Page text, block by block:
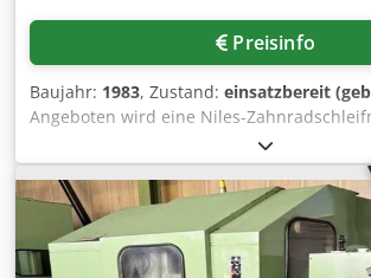
Preisinfo
Baujahr: 1983, Zustand: einsatzbereit
Angeboten wird eine Niles-
Modulbereich: 2-14, Tischdurchmesser:
Werkstückabmessungen X/Y/Z: 800mm/
min./max. Wälzschleifhub: 20mm/280mm,
Stößelhubbereich: 20-280DH/min, min./
5/360, Fußkreisdurchmesser: 50mm, max.
Kopfkreisdurchmesser: 800mm, min./max.